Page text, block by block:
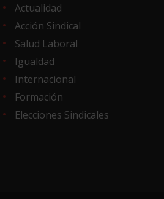
Actualidad
Acción Sindical
Salud Laboral
Igualdad
Internacional
Formación
Elecciones Sindicales